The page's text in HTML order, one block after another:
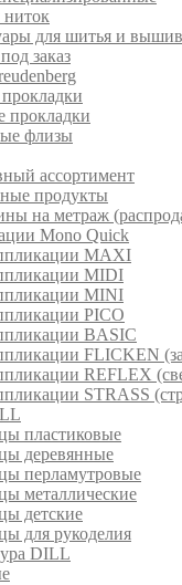
для шитья и
заказ
прокладки
флизы
ассортимент
продукты
на метраж
Mono Quick
MAXI
MIDI
MINI
PICO
BASIC
FLICKEN
REFLEX
STRASS
пластиковые
деревянные
перламутровые
металлические
детские
для рукоделия
DILL